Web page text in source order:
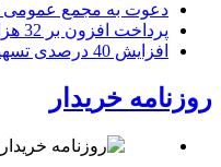
دعوت به مجمع عمومی
پرداخت افزون بر 32 هزار میلیارد ریال تسهیلات قرض الحسنه ازدواج و فرزندآوری توسط بانک کشاورزی
افزایش 40 درصدی تسهیلات بانک توسعه صادرات ایران برای بخش های تولید، صادرات و دانش بنیان ها
روزنامه خریدار